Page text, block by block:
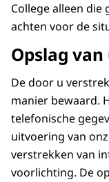
College alleen
achten voor de
Opslag
De door u
manier bewaard.
telefonische
uitvoering van
verstrekken van
voorlichting. De